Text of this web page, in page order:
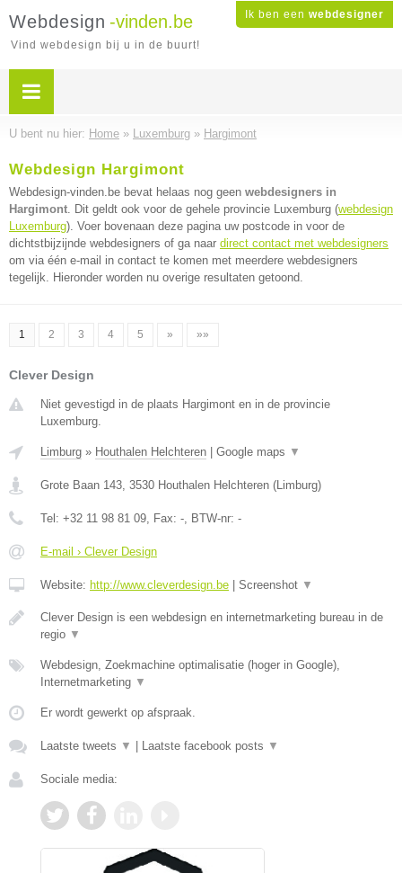
Ik ben een webdesigner
Webdesign -vinden.be
Vind webdesign bij u in de buurt!
U bent nu hier: Home » Luxemburg » Hargimont
Webdesign Hargimont
Webdesign-vinden.be bevat helaas nog geen webdesigners in
Hargimont. Dit geldt ook voor de gehele provincie Luxemburg (webdesign
Luxemburg). Voer bovenaan deze pagina uw postcode in voor de
dichtstbijzijnde webdesigners of ga naar direct contact met webdesigners
om via één e-mail in contact te komen met meerdere webdesigners
tegelijk. Hieronder worden nu overige resultaten getoond.
1 2 3 4 5 » »»
Clever Design
Niet gevestigd in de plaats Hargimont en in de provincie
Luxemburg.
Limburg » Houthalen Helchteren Google maps ▼
Grote Baan 143, 3530 Houthalen Helchteren (Limburg)
Tel: +32 11 98 81 09, Fax: -, BTW-nr: -
E-mail › Clever Design
Website: http://www.cleverdesign.be Screenshot ▼
Clever Design is een webdesign en internetmarketing bureau in de
regio ▼
Webdesign, Zoekmachine optimalisatie (hoger in Google),
Internetmarketing ▼
Er wordt gewerkt op afspraak.
Laatste tweets ▼ Laatste facebook posts ▼
Sociale media: